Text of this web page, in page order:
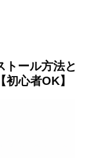
ール方法と
心者OK】